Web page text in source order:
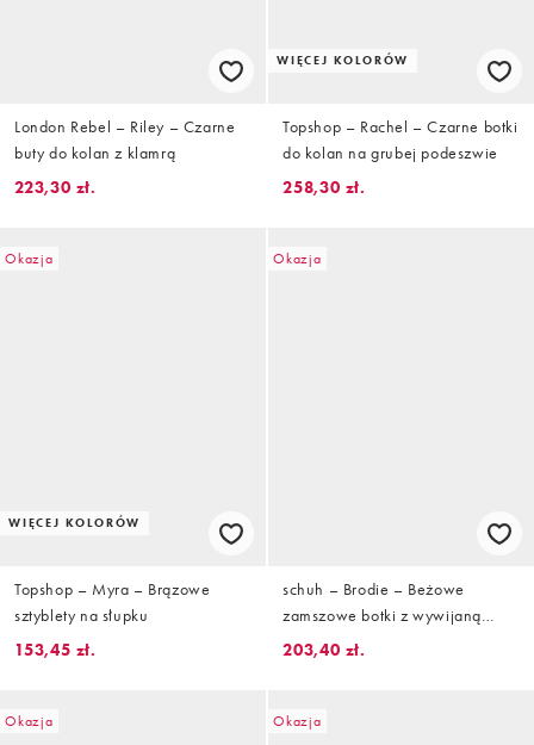
London Rebel – Riley – Czarne
buty do kolan z klamrą
223,30 zł.
WIĘCEJ KOLORÓW
Topshop – Rachel – Czarne botki
do kolan na grubej podeszwie
258,30 zł.
Okazja
WIĘCEJ KOLORÓW
Topshop – Myra – Brązowe
sztyblety na słupku
153,45 zł.
Okazja
schuh – Brodie – Beżowe
zamszowe botki z wywijaną
cholewką i klamrami
203,40 zł.
Okazja Okazja